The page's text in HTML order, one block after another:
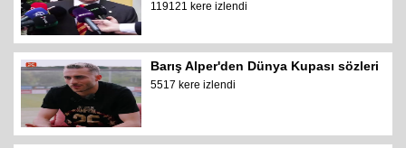
119121 kere izlendi
Barış Alper'den Dünya Kupası sözleri
5517 kere izlendi